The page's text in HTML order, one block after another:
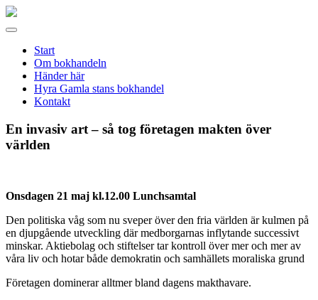
Gamla
Meny
Start
Om bokhandeln
Händer här
Hyra Gamla stans bokhandel
Kontakt
En invasiv art – så tog företagen makten över
världen
Onsdagen 21 maj kl.12.00 Lunchsamtal
Den politiska våg som nu sveper över den fria världen är kulmen på
en djupgående utveckling där medborgarnas inflytande successivt
minskar. Aktiebolag och stiftelser tar kontroll över mer och mer av
våra liv och hotar både demokratin och samhällets moraliska grund
Företagen dominerar alltmer bland dagens makthavare.